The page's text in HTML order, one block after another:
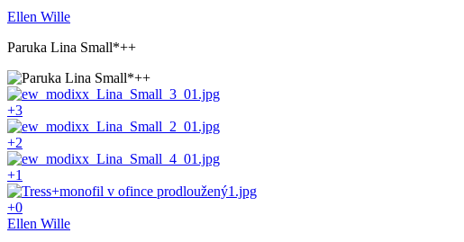
Ellen Wille
Paruka Lina Small*++
+3
+2
+1
+0
Ellen Wille